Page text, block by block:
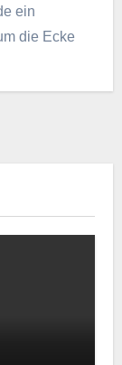
ein
die Ecke